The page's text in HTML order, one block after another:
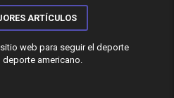
ARTÍCULOS
web para seguir el deporte
americano.